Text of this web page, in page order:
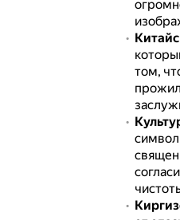
том,
символ